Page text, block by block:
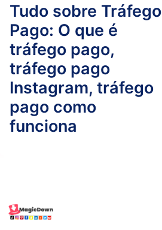
Tudo sobre Tráfego
Pago: O que é
tráfego pago,
tráfego pago
Instagram, tráfego
pago como
funciona